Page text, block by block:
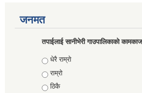
जनमत
तपाईलाई सानीभेरी गाउपालिकाकाे
Choices
धेरै राम्राे
राम्रो
ठिकै